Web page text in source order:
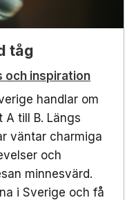
tåg
och inspiration
handlar om
till B. Längs
väntar charmiga
och
minnesvärd.
i Sverige och få